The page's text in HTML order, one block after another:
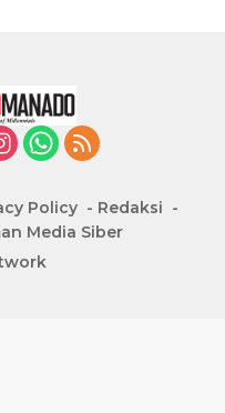
Policy
Redaksi
Media Siber